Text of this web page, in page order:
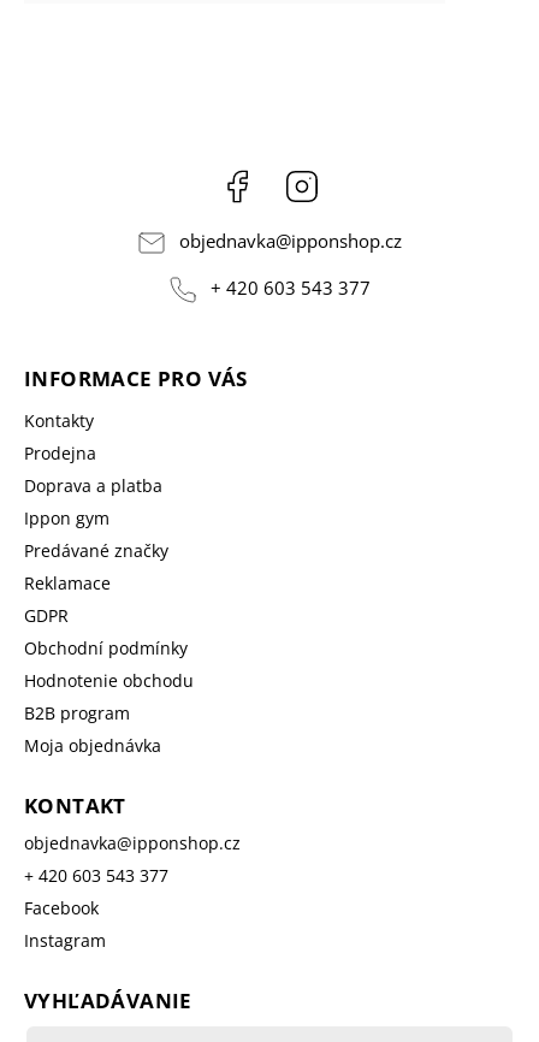
Facebook
objednavka@ipponshop.cz
+ 420 603 543 377
INFORMACE PRO VÁS
Kontakty
Prodejna
Doprava a platba
Ippon gym
Predávané značky
Reklamace
GDPR
Obchodní podmínky
Hodnotenie obchodu
B2B program
Moja objednávka
KONTAKT
objednavka@ipponshop.cz
+ 420 603 543 377
Facebook
Instagram
VYHĽADÁVANIE